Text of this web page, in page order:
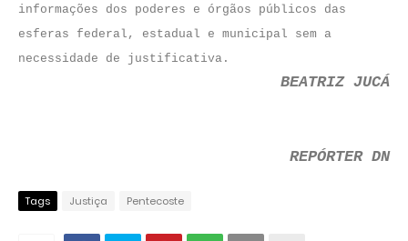
informações dos poderes e órgãos públicos das
esferas federal, estadual e municipal sem a
necessidade de justificativa.
BEATRIZ JUCÁ
REPÓRTER DN
Tags Justiça Pentecoste